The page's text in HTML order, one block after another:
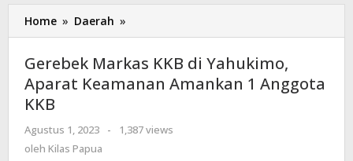
Home » Daerah »
Markas
di
Yahukimo,
Amankan
Gerebek Markas KKB di Yahukimo,
Aparat Keamanan Amankan 1 Anggota
KKB
Agustus 1, 2023
oleh
-
1,387 views
oleh Kilas Papua